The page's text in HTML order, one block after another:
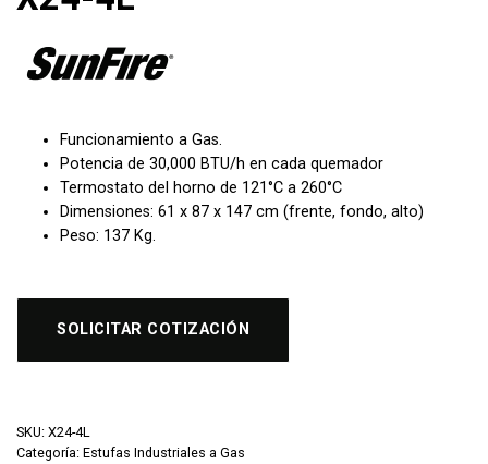
Funcionamiento a Gas.
Potencia de 30,000 BTU/h en cada quemador
Termostato del horno de 121°C a 260°C
Dimensiones: 61 x 87 x 147 cm (frente, fondo, alto)
Peso: 137 Kg.
SOLICITAR COTIZACIÓN
SKU: X24-4L
Categoría: Estufas Industriales a Gas